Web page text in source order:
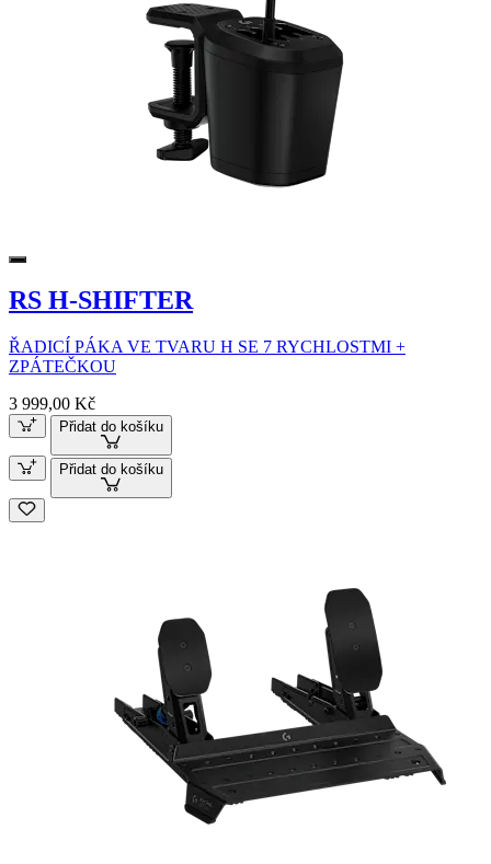
RS H-SHIFTER
ŘADICÍ PÁKA VE TVARU H SE 7 RYCHLOSTMI +
ZPÁTEČKOU
3 999,00 Kč
Přidat do košíku
Přidat do košíku